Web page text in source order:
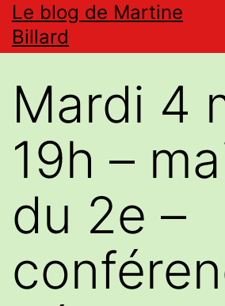
Aller
au
Le blog de Martine
Billard
Mardi 4
19h –
du 2e –